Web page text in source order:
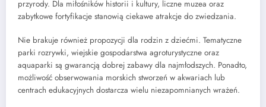
przyrody. Dla miłośników historii i kultury, liczne muzea oraz
zabytkowe fortyfikacje stanowią ciekawe atrakcje do zwiedzania.
Nie brakuje również propozycji dla rodzin z dziećmi. Tematyczne
parki rozrywki, wiejskie gospodarstwa agroturystyczne oraz
aquaparki są gwarancją dobrej zabawy dla najmłodszych. Ponadto,
możliwość obserwowania morskich stworzeń w akwariach lub
centrach edukacyjnych dostarcza wielu niezapomnianych wrażeń.